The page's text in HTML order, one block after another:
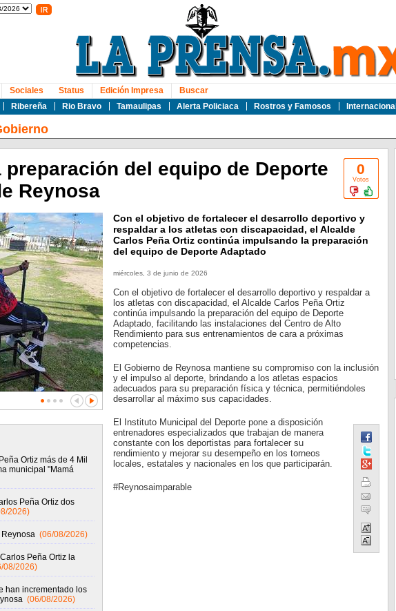
Ribereña Rio Bravo Tamaulipas Alerta Policiaca Rostros y Famosos Internacional
Sociales Status Edición Impresa Buscar
0
Votos
preparación del equipo de Deporte
Reynosa
Ortiz más de 4 Mil
municipal "Mamá
Peña Ortiz dos
2026)
(06/08/2026)
Peña Ortiz la
08/2026)
han incrementado los
(06/08/2026)
Con el objetivo de fortalecer el desarrollo deportivo y
respaldar a los atletas con discapacidad, el Alcalde
Carlos Peña Ortiz continúa impulsando la preparación
del equipo de Deporte Adaptado
miércoles, 3 de junio de 2026
Con el objetivo de fortalecer el desarrollo deportivo y respaldar a
los atletas con discapacidad, el Alcalde Carlos Peña Ortiz
continúa impulsando la preparación del equipo de Deporte
Adaptado, facilitando las instalaciones del Centro de Alto
Rendimiento para sus entrenamientos de cara a próximas
competencias.
El Gobierno de Reynosa mantiene su compromiso con la inclusión
y el impulso al deporte, brindando a los atletas espacios
adecuados para su preparación física y técnica, permitiéndoles
desarrollar al máximo sus capacidades.
El Instituto Municipal del Deporte pone a disposición
entrenadores especializados que trabajan de manera
constante con los deportistas para fortalecer su
rendimiento y mejorar su desempeño en los torneos
locales, estatales y nacionales en los que participarán.
#Reynosaimparable